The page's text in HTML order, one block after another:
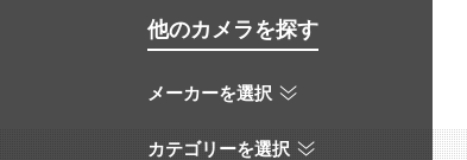
他のカメラを探す
メーカーを選択
カテゴリーを選択